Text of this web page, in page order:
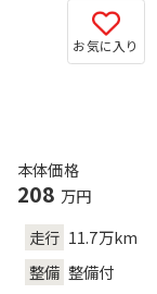
お気に入り
本体価格
208 万円
走行 11.7万km
整備 整備付